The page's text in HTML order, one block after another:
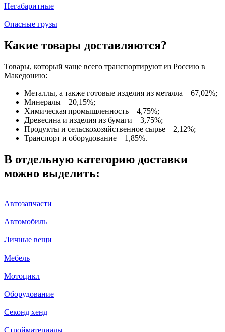
Негабаритные
Опасные грузы
Какие товары доставляются?
Товары, который чаще всего транспортируют из Россию в
Македонию:
Металлы, а также готовые изделия из металла – 67,02%;
Минералы – 20,15%;
Химическая промышленность – 4,75%;
Древесина и изделия из бумаги – 3,75%;
Продукты и сельскохозяйственное сырье – 2,12%;
Транспорт и оборудование – 1,85%.
В отдельную категорию доставки
можно выделить:
Автозапчасти
Автомобиль
Личные вещи
Мебель
Мотоцикл
Оборудование
Секонд хенд
Стройматериалы